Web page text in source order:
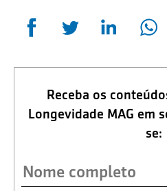
Receba os
Longevidade MAG em
se: